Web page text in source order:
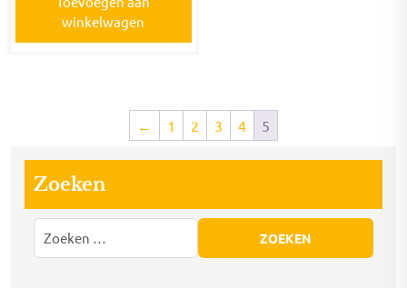
winkelwagen
← 1 2 3 4 5
Zoeken